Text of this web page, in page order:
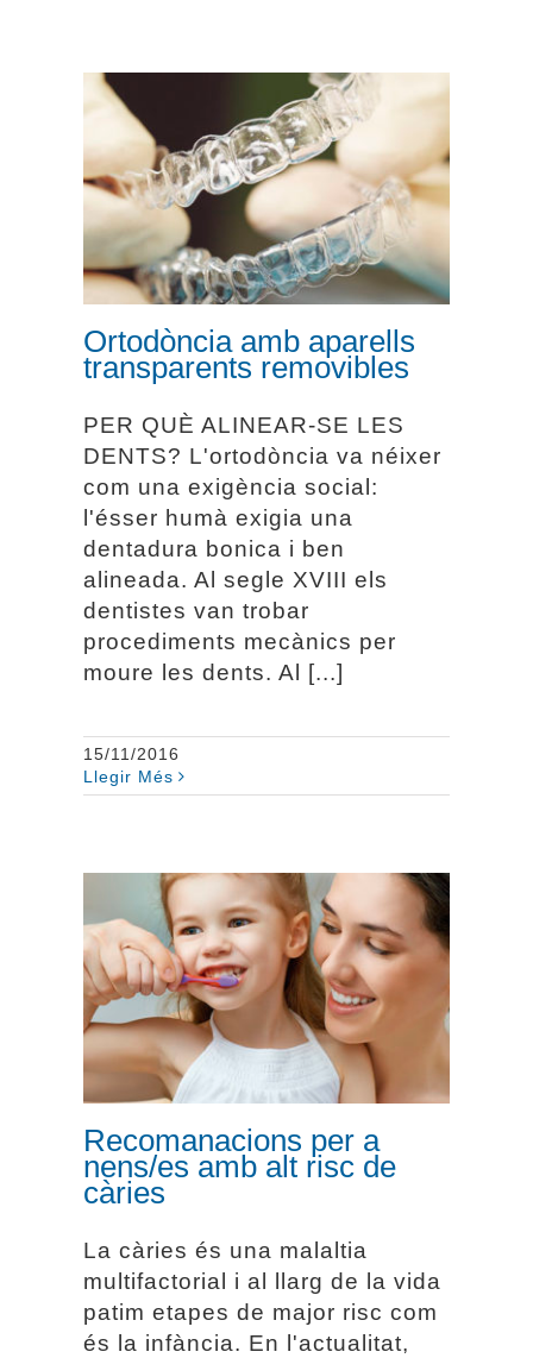
Ortodòncia amb
aparells transparents
removibles
Ortodòncia amb aparells
transparents removibles
PER QUÈ ALINEAR-SE LES
DENTS? L'ortodòncia va néixer
com una exigència social:
l'ésser humà exigia una
dentadura bonica i ben
alineada. Al segle XVIII els
dentistes van trobar
procediments mecànics per
moure les dents. Al [...]
15/11/2016
Llegir Més
Recomanacions per a
nens/es amb alt risc de
càries
Recomanacions per a
nens/es amb alt risc de
càries
La càries és una malaltia
multifactorial i al llarg de la vida
patim etapes de major risc com
és la infància. En l'actualitat,